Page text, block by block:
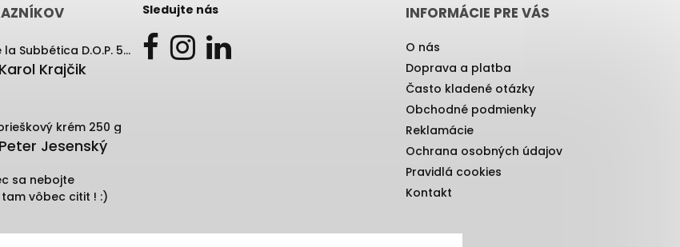
Rincón de la Subbética D.O.P. 500 ml
Karol Krajčik
krém 250 g
Peter Jesenský
sa nebojte
vôbec citit ! :)
Sledujte nás INFORMÁCIE PRE VÁS
O nás
Doprava a platba
Často kladené otázky
Obchodné podmienky
Reklamácie
Ochrana osobných údajov
Pravidlá cookies
Kontakt